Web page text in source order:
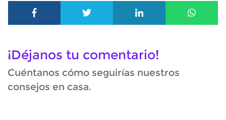
¡Déjanos tu comentario!
Cuéntanos cómo seguirías nuestros
consejos en casa.